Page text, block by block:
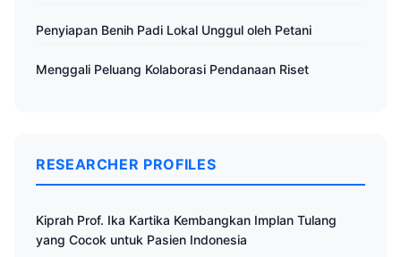
Penyiapan Benih Padi Lokal Unggul oleh Petani
Menggali Peluang Kolaborasi Pendanaan Riset
RESEARCHER PROFILES
Kiprah Prof. Ika Kartika Kembangkan Implan Tulang
yang Cocok untuk Pasien Indonesia